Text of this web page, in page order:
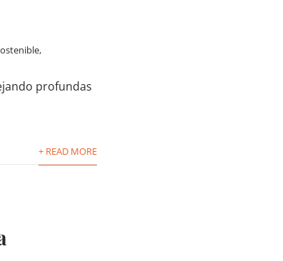
,
profundas
+ READ MORE